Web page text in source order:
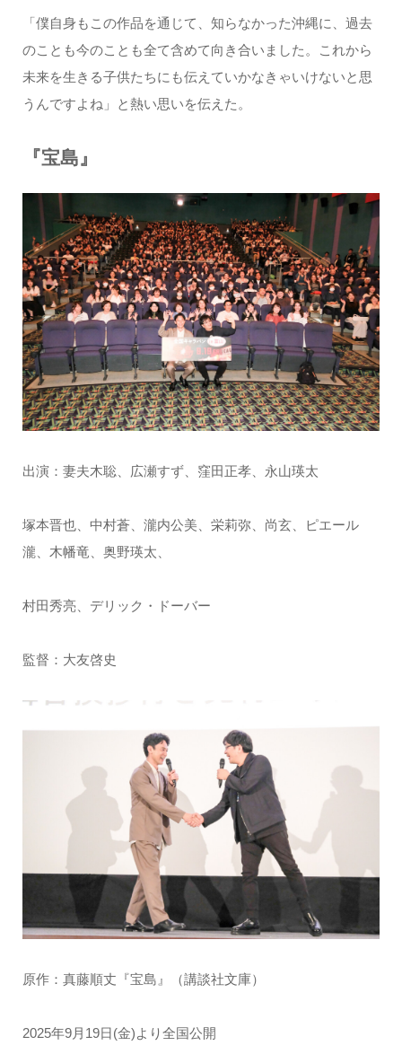
「僕自身もこの作品を通じて、知らなかった沖縄に、過去
のことも今のことも全て含めて向き合いました。これから
未来を生きる子供たちにも伝えていかなきゃいけないと思
うんですよね」と熱い思いを伝えた。
『宝島』
出演：妻夫木聡、広瀬すず、窪田正孝、永山瑛太
塚本晋也、中村蒼、瀧内公美、栄莉弥、尚玄、ピエール
瀧、木幡竜、奥野瑛太、
村田秀亮、デリック・ドーバー
監督：大友啓史
原作：真藤順丈『宝島』（講談社文庫）
2025年9月19日(金)より全国公開